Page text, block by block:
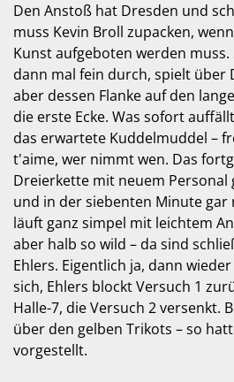
Den Anstoß hat Dresden und
muss Kevin Broll zupacken,
Kunst aufgeboten werden muss.
dann mal fein durch, spielt über
aber dessen Flanke auf den
die erste Ecke. Was sofort
das erwartete Kuddelmuddel –
t'aime, wer nimmt wen. Das
Dreierkette mit neuem
und in der siebenten Minute
läuft ganz simpel mit leichtem
aber halb so wild – da sind
Ehlers. Eigentlich ja, dann
sich, Ehlers blockt Versuch 1
Halle-7, die Versuch 2 versenkt.
über den gelben Trikots – so
vorgestellt.